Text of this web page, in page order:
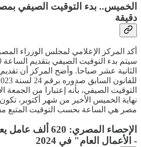
دقيقة
أكد المركز الإعلامي لمجلس الوزراء
الثانية عشر صباحا. وأضح المركز أن تقديم
التوقيت الصيفي، بأنه إعتبارا من
نهاية الخميس الأخير من شهر أكتوبر،
مصر هي الساعة بحسب التوقيت المتبع مقدمة
الإحصاء المصري:
- الأعمال العام" في 2024